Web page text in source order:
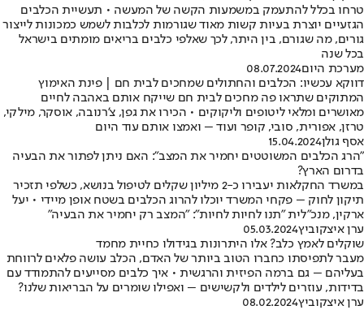
טרחו בכלל להתעמק במשמעות הקשה של המעשה • תעשיית הכלבים
הגזעיים יוצרת בעיות קשות מאוד שגורמות לכלבות לשמש כמכונות לייצור
גורים, מה שגורם, בין היתר, לכך שאלפי כלבים בריאים מומתים בישראל
בכל שנה
מערכת היום08.07.2024
דווקא עכשיו: הכלבים והחתולים שמחכים לבית חם | פינת האימוץ
המתוקים שתראו פה מחכים לבית חם שייקח אותם באהבה לחיים
מאושרים ומלאי ליטופים וליקוקים • הכירו את גפן, צ'רנובה, אוסקר, מילקי,
טרזן, אפורית, סובי, קופר ועוד – ואמצו אותם עוד היום
אסף גולן15.04.2024
"הרג הכלבים המשוטטים יחמיר את המצב": האם ניתן לפתור את הבעיה
בדרום הארץ?
במשרד החקלאות יעבירו כ-2 מיליון שקלים לטיפול בנושא, כשלפי תזכיר
תיקון לחוק – פקחי המשרד יוכלו להרוג הכלבים בשטח אופן מיידי • יעל
ארקין, מנכ"לית "תנו לחיות לחיות": "המצב רק יחמיר את הבעיה"
ערן איצקוביץ05.03.2024
שוקלים לאמץ כלב? אלו היתרונות בגידולו כחיית מחמד
מעבר לתפיסתו כחברו הטוב ביותר של האדם, הכלב עושה פלאים לרווחת
בעליהם – גם ברמה הפיזית והרגשית • איך כלבים מסייעים להתמודד עם
בדידות, עוזרים לילדים ולקשישים – ואפילו שומרים על הבריאות שלנו?
ערן איצקוביץ08.02.2024